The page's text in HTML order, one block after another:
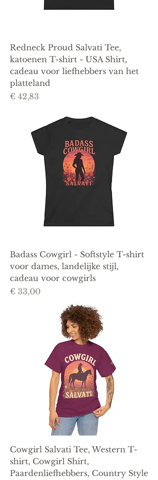
Redneck Proud Salvati Tee,
katoenen T-shirt - USA Shirt,
cadeau voor liefhebbers van het
platteland
Prijs
€ 42,83
Badass Cowgirl - Softstyle T-shirt
voor dames, landelijke stijl,
cadeau voor cowgirls
Prijs
€ 33,00
Cowgirl Salvati Tee, Western T-
shirt, Cowgirl Shirt,
Paardenliefhebbers, Country Style